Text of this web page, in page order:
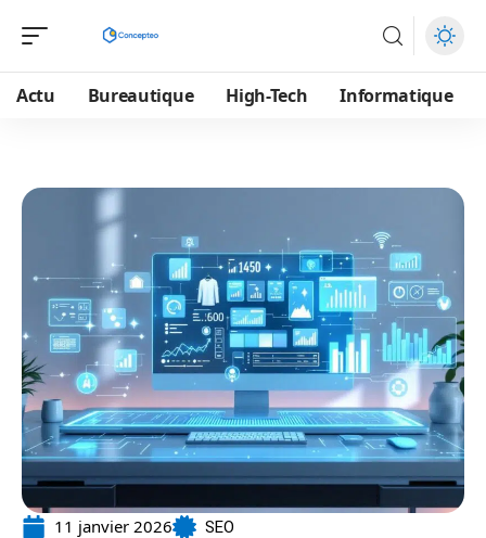
Actu Bureautique High-Tech Informatique
11 janvier 2026 SEO